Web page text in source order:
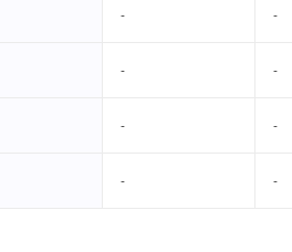
- -
- -
- -
- -
- -
- -
- -
- -